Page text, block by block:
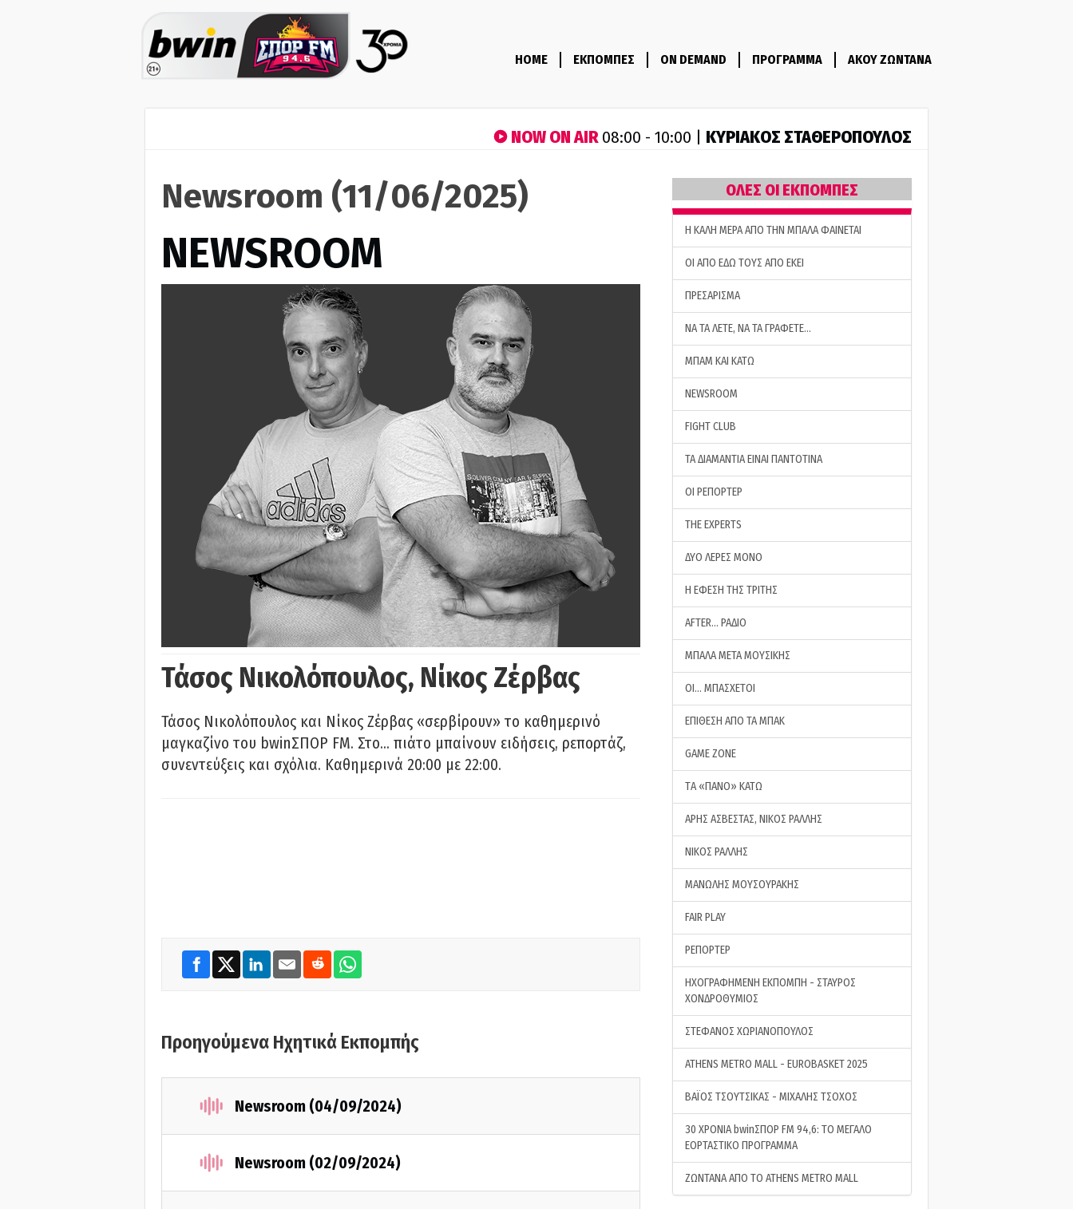
HOME ΕΚΠΟΜΠΕΣ ON DEMAND ΠΡΟΓΡΑΜΜΑ ΑΚΟΥ ΖΩΝΤΑΝΑ
NOW ON AIR08:00 - 10:00 | ΚΥΡΙΑΚΟΣ ΣΤΑΘΕΡΟΠΟΥΛΟΣ
Newsroom (11/06/2025)
NEWSROOM
Τάσος Νικολόπουλος, Νίκος Ζέρβας
Τάσος Νικολόπουλος και Νίκος Ζέρβας «σερβίρουν» το καθημερινό
μαγκαζίνο του bwinΣΠΟΡ FM. Στο… πιάτο μπαίνουν ειδήσεις, ρεπορτάζ,
συνεντεύξεις και σχόλια. Καθημερινά 20:00 με 22:00.
Προηγούμενα Ηχητικά Εκπομπής
Newsroom (04/09/2024)
Newsroom (02/09/2024)
ΟΛΕΣ ΟΙ ΕΚΠΟΜΠΕΣ
H ΚΑΛΗ ΜΕΡΑ ΑΠΟ ΤΗΝ ΜΠΑΛΑ ΦΑΙΝΕΤΑΙ
ΟΙ ΑΠΟ ΕΔΩ ΤΟΥΣ ΑΠΟ ΕΚΕΙ
ΠΡΕΣΑΡΙΣΜΑ
ΝΑ ΤΑ ΛΕΤΕ, ΝΑ ΤΑ ΓΡΑΦΕΤΕ…
ΜΠΑΜ ΚΑΙ ΚΑΤΩ
NEWSROOM
FIGHT CLUB
ΤΑ ΔΙΑΜΑΝΤΙΑ ΕΙΝΑΙ ΠΑΝΤΟΤΙΝΑ
ΟΙ ΡΕΠΟΡΤΕΡ
THE EXPERTS
ΔΥΟ ΛΕΡΕΣ ΜΟΝΟ
Η ΕΦΕΣΗ ΤΗΣ ΤΡΙΤΗΣ
AFTER… ΡΑΔΙΟ
ΜΠΑΛΑ ΜΕΤΑ ΜΟΥΣΙΚΗΣ
ΟΙ… ΜΠΑΣΧΕΤΟΙ
ΕΠΙΘΕΣΗ ΑΠΟ ΤΑ ΜΠΑΚ
GAME ZONE
ΤA «ΠΑΝΟ» ΚΑΤΩ
ΑΡΗΣ ΑΣΒΕΣΤΑΣ, ΝΙΚΟΣ ΡΑΛΛΗΣ
ΝΙΚΟΣ ΡΑΛΛΗΣ
ΜΑΝΩΛΗΣ ΜΟΥΣΟΥΡΑΚΗΣ
FAIR PLAY
ΡΕΠΟΡΤΕΡ
ΗΧΟΓΡΑΦΗΜΕΝΗ ΕΚΠΟΜΠΗ - ΣΤΑΥΡΟΣ
ΧΟΝΔΡΟΘΥΜΙΟΣ
ΣΤΕΦΑΝΟΣ ΧΩΡΙΑΝΟΠΟΥΛΟΣ
ATHENS METRO MALL - EUROBASKET 2025
ΒΑΪΟΣ ΤΣΟΥΤΣΙΚΑΣ - ΜΙΧΑΛΗΣ ΤΣΟΧΟΣ
30 ΧΡΟΝΙΑ bwinΣΠΟΡ FM 94,6: ΤΟ ΜΕΓΑΛΟ
ΕΟΡΤΑΣΤΙΚΟ ΠΡΟΓΡΑΜΜΑ
ΖΩΝΤΑΝΑ ΑΠΟ ΤΟ ATHENS METRO MALL